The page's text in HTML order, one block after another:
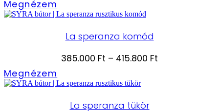
Megnézem
La speranza komód
385.000 Ft – 415.800 Ft
Megnézem
La speranza tükör